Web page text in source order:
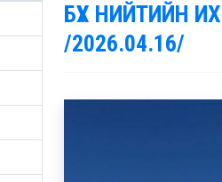
БҮХ НИЙТИЙН
/2026.04.16/